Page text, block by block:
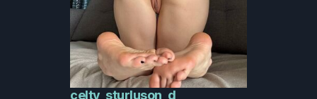
celty_sturluson_d